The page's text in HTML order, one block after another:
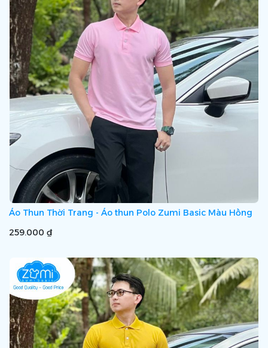
Áo Thun Thời Trang - Áo thun Polo Zumi Basic Màu Hồng
259.000 ₫